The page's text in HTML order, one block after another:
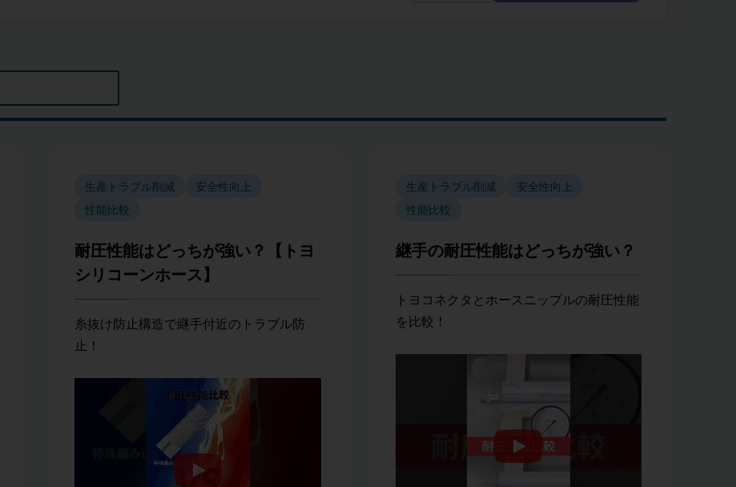
生産トラブル削減
安全性向上
性能比較
耐圧性能はどっちが強い？【トヨ
シリコーンホース】
糸抜け防止構造で継手付近のトラブル防
止！
生産トラブル削減
安全性向上
性能比較
継手の耐圧性能はどっちが強い？
トヨコネクタとホースニップルの耐圧性能
を比較！